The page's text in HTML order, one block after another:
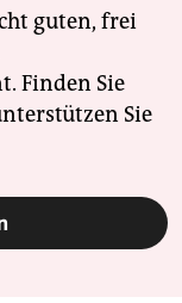
guten, frei
Finden Sie
Sie